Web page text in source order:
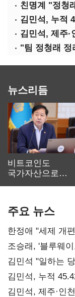
김민석, 제주
뉴스리듬
비트코인도
국가자산으로…'
주요 뉴스
한정애 "세제 개
조승래, '블루웨
통감"
김민석 "일하는
김민석, 누적
0.86%p(2보)
김민석, 제주·인